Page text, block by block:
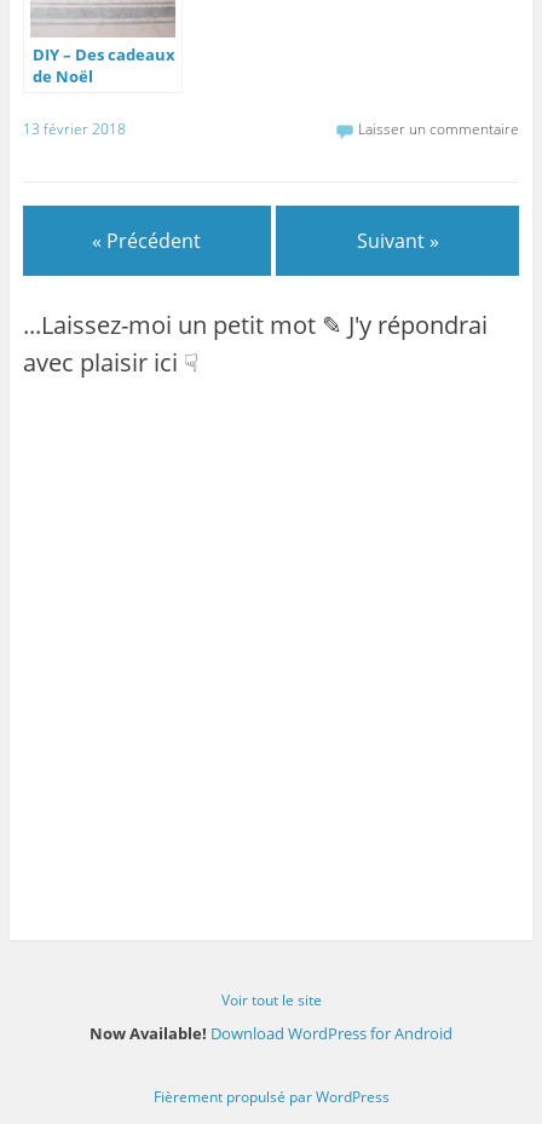
DIY – Des cadeaux
de Noël
13 février 2018 Laisser un commentaire
« Précédent Suivant »
...Laissez-moi un petit mot ✎ J'y répondrai
avec plaisir ici ☟
Voir tout le site
Now Available! Download WordPress for Android
Fièrement propulsé par WordPress